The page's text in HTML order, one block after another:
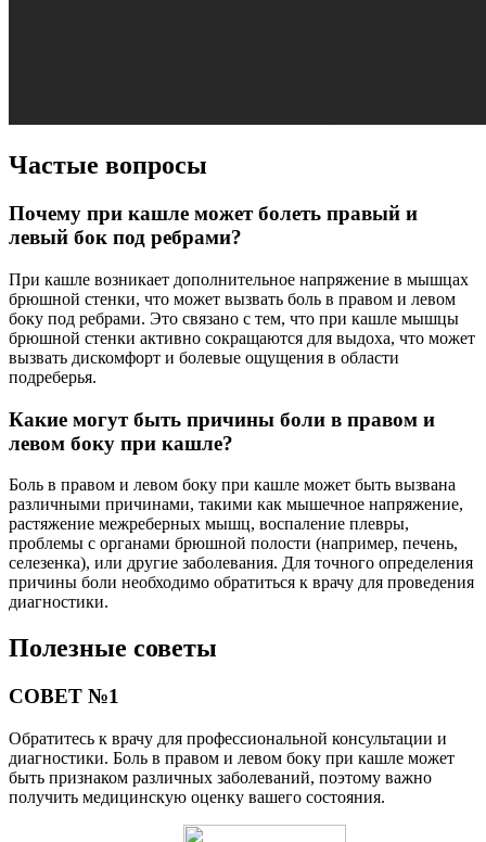
Частые вопросы
Почему при кашле может болеть правый и
левый бок под ребрами?
При кашле возникает дополнительное напряжение в мышцах
брюшной стенки, что может вызвать боль в правом и левом
боку под ребрами. Это связано с тем, что при кашле мышцы
брюшной стенки активно сокращаются для выдоха, что может
вызвать дискомфорт и болевые ощущения в области
подреберья.
Какие могут быть причины боли в правом и
левом боку при кашле?
Боль в правом и левом боку при кашле может быть вызвана
различными причинами, такими как мышечное напряжение,
растяжение межреберных мышц, воспаление плевры,
проблемы с органами брюшной полости (например, печень,
селезенка), или другие заболевания. Для точного определения
причины боли необходимо обратиться к врачу для проведения
диагностики.
Полезные советы
СОВЕТ №1
Обратитесь к врачу для профессиональной консультации и
диагностики. Боль в правом и левом боку при кашле может
быть признаком различных заболеваний, поэтому важно
получить медицинскую оценку вашего состояния.